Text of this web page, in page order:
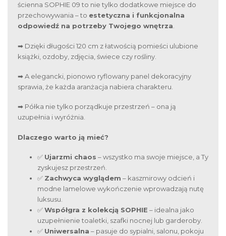
ścienna SOPHIE 09 to nie tylko dodatkowe miejsce do
przechowywania – to estetyczna i funkcjonalna
odpowiedź na potrzeby Twojego wnętrza.
➡ Dzięki długości 120 cm z łatwością pomieści ulubione
książki, ozdoby, zdjęcia, świece czy rośliny.
➡ A elegancki, pionowo ryflowany panel dekoracyjny
sprawia, że każda aranżacja nabiera charakteru.
➡ Półka nie tylko porządkuje przestrzeń – ona ją
uzupełnia i wyróżnia.
Dlaczego warto ją mieć?
✅ Ujarzmi chaos – wszystko ma swoje miejsce, a Ty
zyskujesz przestrzeń.
✅ Zachwyca wyglądem – kaszmirowy odcień i
modne lamelowe wykończenie wprowadzają nutę
luksusu.
✅Współgra z kolekcją SOPHIE – idealna jako
uzupełnienie toaletki, szafki nocnej lub garderoby.
✅ Uniwersalna – pasuje do sypialni, salonu, pokoju